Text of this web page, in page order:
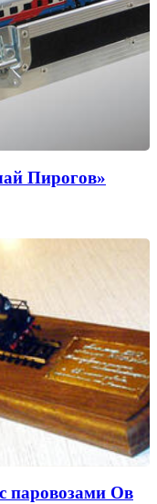
Пирогов»
паровозами Ов